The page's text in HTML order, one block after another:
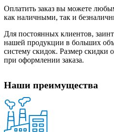
Оплатить заказ вы можете
как наличными, так и
Для постоянных клиентов,
нашей продукции в больших
систему скидок. Размер скидки
при оформлении заказа.
Наши преимущества